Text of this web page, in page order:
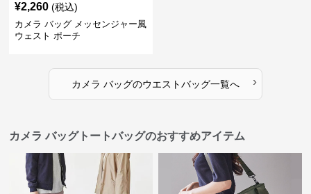
¥2,260 (税込)
カメラ バッグ メッセンジャー風
ウェスト ポーチ
カメラ バッグのウエストバッグ一覧へ ›
カメラ バッグトートバッグのおすすめアイテム